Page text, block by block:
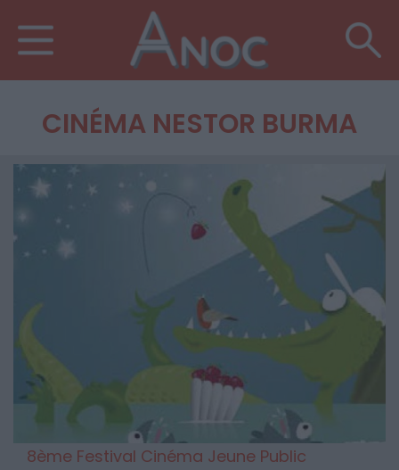
CINÉMA NESTOR BURMA
8ème Festival Cinéma Jeune Public